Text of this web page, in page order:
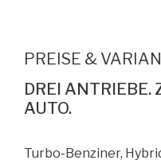
PREISE &
DREI ANTRIEBE.
AUTO.
Turbo-Benziner,